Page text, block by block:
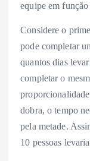
equipe em
Considere o
pode completar
quantos dias
completar o
dobra, o tempo
pela metade.
10 pessoas